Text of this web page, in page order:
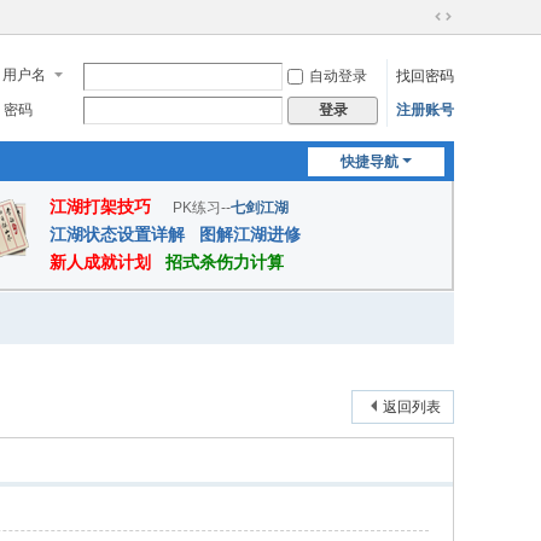
切
到
宽
用户名 自动登录
找回密码
密码
登录 注册账号
快捷导航
江湖打架技巧 PK练习--七剑江湖
江湖状态设置详解
图解江湖进修
新人成就计划
招式杀伤力计算
返回列表